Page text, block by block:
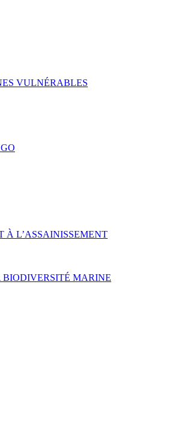
VULNÉRABLES
À L’ASSAINISSEMENT
BIODIVERSITÉ MARINE